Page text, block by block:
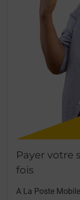
Payer votre
fois
A La Poste